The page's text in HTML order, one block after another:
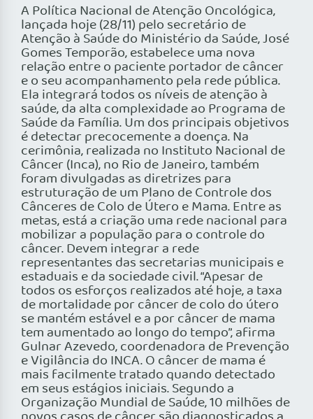
A Política Nacional de Atenção Oncológica,
lançada hoje (28/11) pelo secretário de
Atenção à Saúde do Ministério da Saúde, José
Gomes Temporão, estabelece uma nova
relação entre o paciente portador de câncer
e o seu acompanhamento pela rede pública.
Ela integrará todos os níveis de atenção à
saúde, da alta complexidade ao Programa de
Saúde da Família. Um dos principais objetivos
é detectar precocemente a doença. Na
cerimônia, realizada no Instituto Nacional de
Câncer (Inca), no Rio de Janeiro, também
foram divulgadas as diretrizes para
estruturação de um Plano de Controle dos
Cânceres de Colo de Útero e Mama. Entre as
metas, está a criação uma rede nacional para
mobilizar a população para o controle do
câncer. Devem integrar a rede
representantes das secretarias municipais e
estaduais e da sociedade civil. “Apesar de
todos os esforços realizados até hoje, a taxa
de mortalidade por câncer de colo do útero
se mantém estável e a por câncer de mama
tem aumentado ao longo do tempo”, afirma
Gulnar Azevedo, coordenadora de Prevenção
e Vigilância do INCA. O câncer de mama é
mais facilmente tratado quando detectado
em seus estágios iniciais. Segundo a
Organização Mundial de Saúde, 10 milhões de